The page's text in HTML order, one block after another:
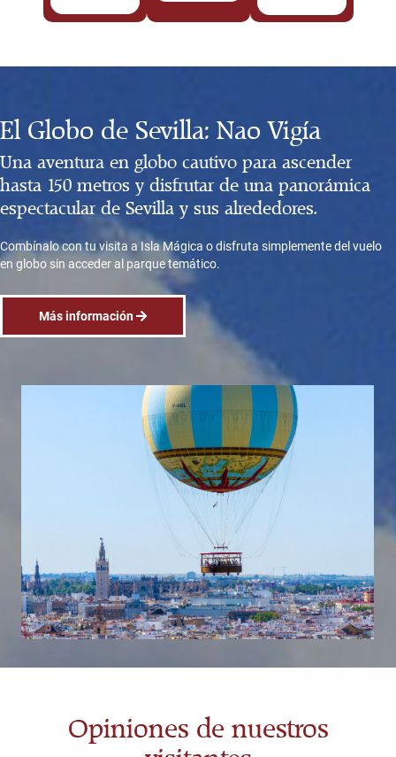
El Globo de Sevilla: Nao Vigía
Una aventura en globo cautivo para ascender
hasta 150 metros y disfrutar de una panorámica
espectacular de Sevilla y sus alrededores.
Combínalo con tu visita a Isla Mágica o disfruta simplemente del vuelo
en globo sin acceder al parque temático.
Más información
Opiniones de nuestros